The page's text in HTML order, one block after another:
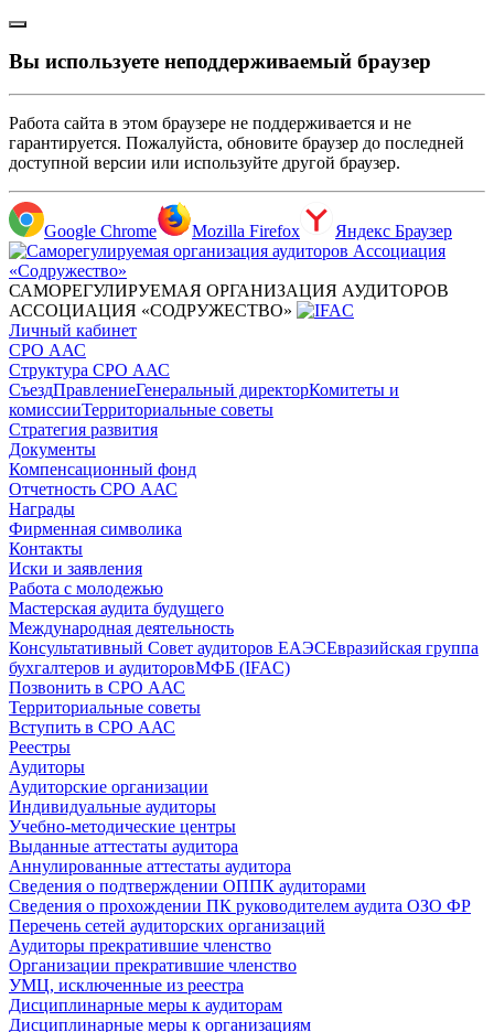
Вы используете неподдерживаемый браузер
Работа сайта в этом браузере не поддерживается и не
гарантируется. Пожалуйста, обновите браузер до последней
доступной версии или используйте другой браузер.
Google Chrome Mozilla Firefox Яндекс Браузер
САМОРЕГУЛИРУЕМАЯ ОРГАНИЗАЦИЯ АУДИТОРОВ
АССОЦИАЦИЯ «СОДРУЖЕСТВО»
Личный кабинет
СРО ААС
Структура СРО ААС
СъездПравлениеГенеральный директорКомитеты и
комиссииТерриториальные советы
Стратегия развития
Документы
Компенсационный фонд
Отчетность СРО ААС
Награды
Фирменная символика
Контакты
Иски и заявления
Работа с молодежью
Мастерская аудита будущего
Международная деятельность
Консультативный Совет аудиторов ЕАЭСЕвразийская группа
бухгалтеров и аудиторовМФБ (IFAC)
Позвонить в СРО ААС
Территориальные советы
Вступить в СРО ААС
Реестры
Аудиторы
Аудиторские организации
Индивидуальные аудиторы
Учебно-методические центры
Выданные аттестаты аудитора
Аннулированные аттестаты аудитора
Сведения о подтверждении ОППК аудиторами
Сведения о прохождении ПК руководителем аудита ОЗО ФР
Перечень сетей аудиторских организаций
Аудиторы прекратившие членство
Организации прекратившие членство
УМЦ, исключенные из реестра
Дисциплинарные меры к аудиторам
Дисциплинарные меры к организациям